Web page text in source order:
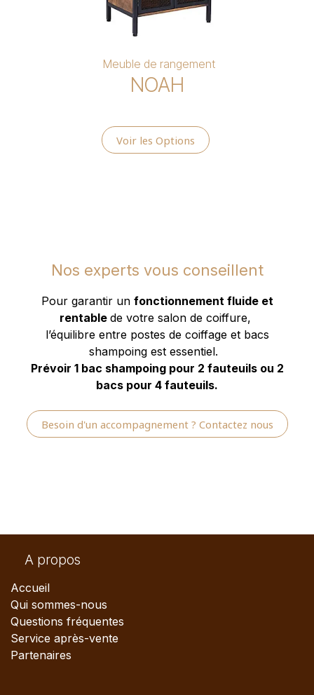
Meuble de rangement
NOAH
Voir les Options
Nos experts vous conseillent
Pour garantir un fonctionnement fluide et
rentable de votre salon de coiffure,
l’équilibre entre postes de coiffage et bacs
shampoing est essentiel.
Prévoir 1 bac shampoing pour 2 fauteuils ou 2
bacs pour 4 fauteuils.
Besoin d'un accompagnement ? Contactez nous
A propos
Accueil
Qui sommes-nous
Questions fréquentes
Service après-vente
Partenaires